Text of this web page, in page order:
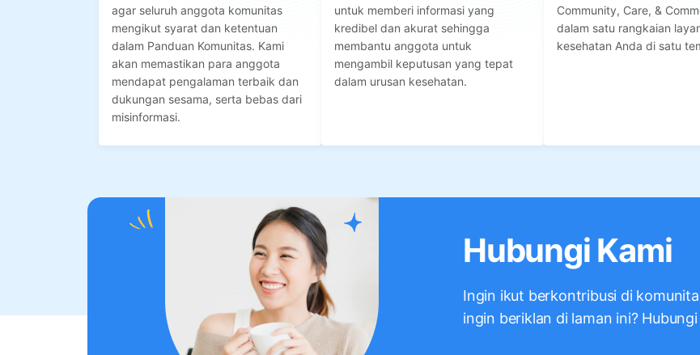
agar seluruh anggota komunitas
mengikut syarat dan ketentuan
dalam Panduan Komunitas. Kami
akan memastikan para anggota
mendapat pengalaman terbaik dan
dukungan sesama, serta bebas dari
misinformasi.
untuk memberi informasi yang
kredibel dan akurat sehingga
membantu anggota untuk
mengambil keputusan yang tepat
dalam urusan kesehatan.
Community, Care, &
dalam satu rangkaian
kesehatan Anda di satu
Hubungi Kami
Ingin ikut berkontribusi di
ingin beriklan di laman ini?